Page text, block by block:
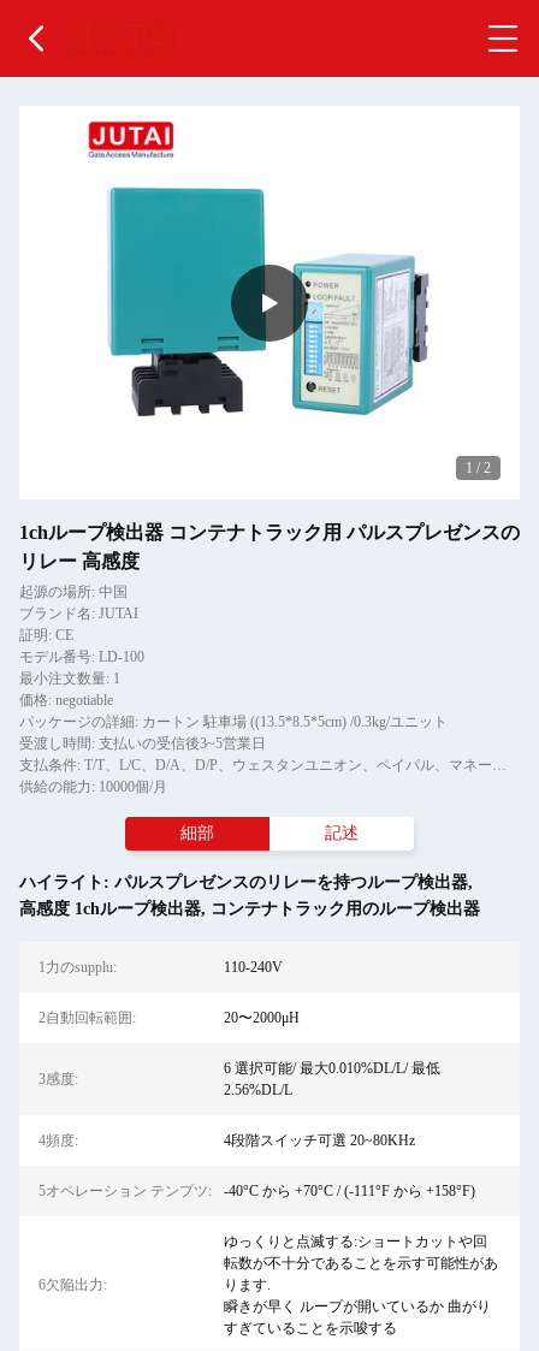
1 / 2
1chループ検出器 コンテナトラック用 パルスプレゼンスの
リレー 高感度
起源の場所: 中国
ブランド名: JUTAI
証明: CE
モデル番号: LD-100
最小注文数量: 1
価格: negotiable
パッケージの詳細: カートン 駐車場 ((13.5*8.5*5cm) /0.3kg/ユニット
受渡し時間: 支払いの受信後3~5営業日
支払条件: T/T、L/C、D/A、D/P、ウェスタンユニオン、ペイパル、マネーグラム、アリペイ
供給の能力: 10000個/月
細部 記述
ハイライト: パルスプレゼンスのリレーを持つループ検出器,
高感度 1chループ検出器, コンテナトラック用のループ検出器
1力のsupplu: 110-240V
2自動回転範囲: 20〜2000μH
3感度:
6 選択可能/ 最大0.010%DL/L/ 最低
2.56%DL/L
4頻度: 4段階スイッチ可選 20~80KHz
5オペレーション テンプツ: -40°C から +70°C / (-111°F から +158°F)
6欠陥出力:
ゆっくりと点滅する:ショートカットや回
転数が不十分であることを示す可能性があ
ります.
瞬きが早く ループが開いているか 曲がり
すぎていることを示唆する